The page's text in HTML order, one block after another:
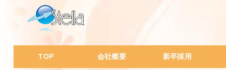
TOP 会社概要 新卒採用